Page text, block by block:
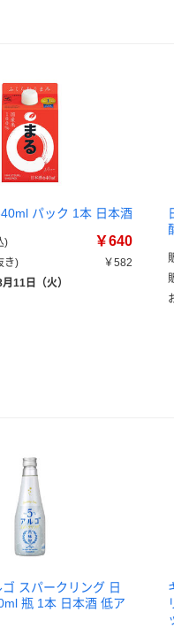
パック 1本 日本酒
) ￥640
き)
￥582
月11日（火）
スパークリング 日
瓶 1本 日本酒 低ア